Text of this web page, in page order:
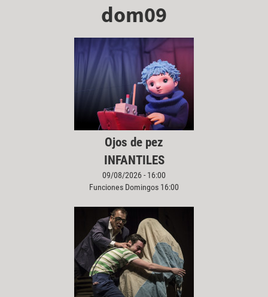
dom09
Ojos de pez
INFANTILES
09/08/2026 - 16:00
Funciones Domingos 16:00